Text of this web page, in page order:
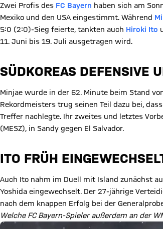
Zwei Profis des FC Bayern haben sich am
Mexiko und den USA eingestimmt. Während
5:0 (2:0)-Sieg feierte, tankten auch Hiroki Ito
11. Juni bis 19. Juli ausgetragen wird.
SÜDKOREAS DEFENSIVE
Minjae wurde in der 62. Minute beim Stand
Rekordmeisters trug seinen Teil dazu bei,
Treffer nachlegte. Ihr zweites und letztes
(MESZ), in Sandy gegen El Salvador.
ITO FRÜH
Auch Ito nahm im Duell mit Island zunächst
Yoshida eingewechselt. Der 27-jährige
nach dem knappen Erfolg bei der
Welche FC Bayern-Spieler außerdem an der